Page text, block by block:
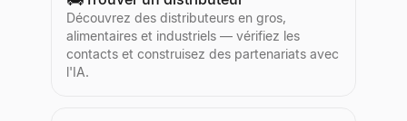
Découvrez des distributeurs en gros,
alimentaires et industriels — vérifiez les
contacts et construisez des partenariats avec
l'IA.